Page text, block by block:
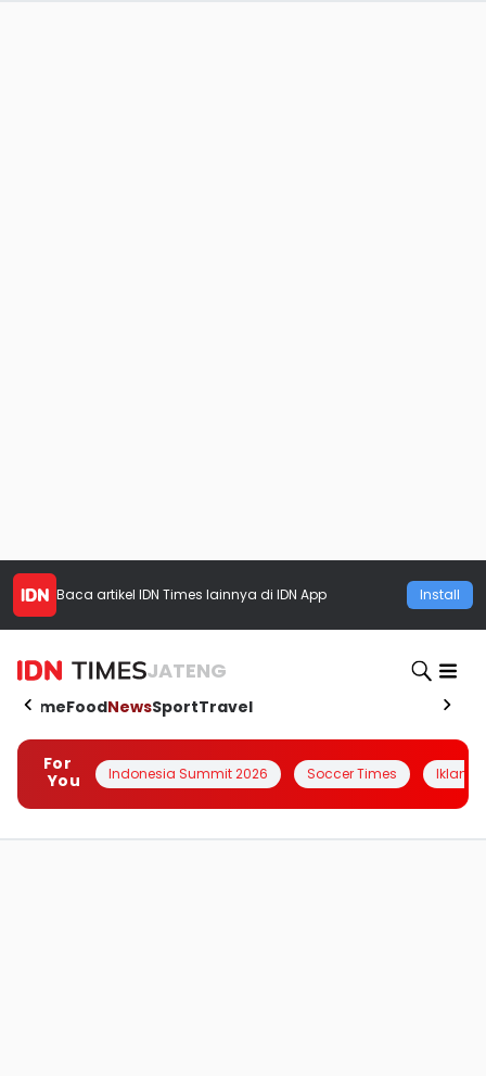
Baca artikel IDN Times lainnya di IDN App Install
JATENG
HomeFoodNewsSportTravel
For
You
Indonesia Summit 2026 Soccer Times Iklanin